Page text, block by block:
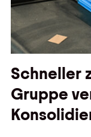
Schneller
Gruppe